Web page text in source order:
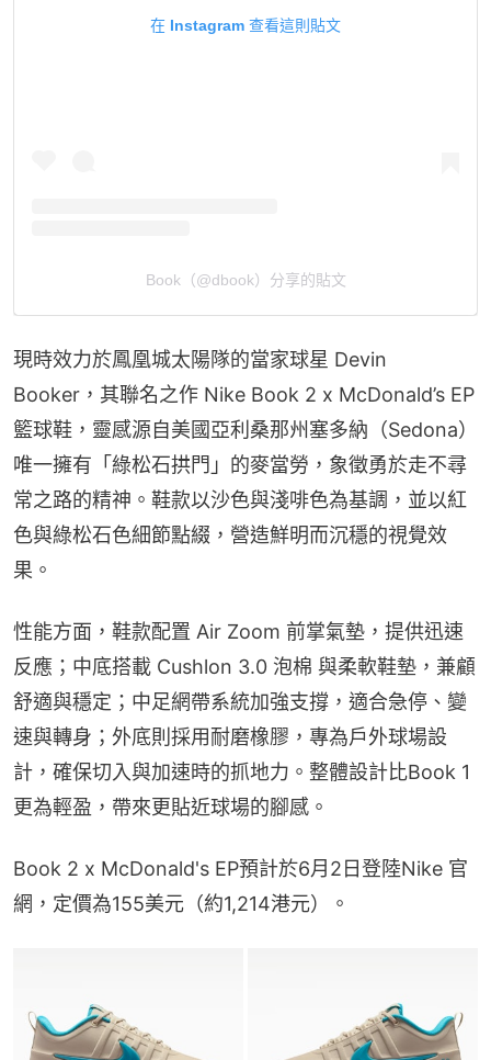
在 Instagram 查看這則貼文
Book（@dbook）分享的貼文
現時效力於鳳凰城太陽隊的當家球星 Devin
Booker，其聯名之作 Nike Book 2 x McDonald’s EP
籃球鞋，靈感源自美國亞利桑那州塞多納（Sedona）
唯一擁有「綠松石拱門」的麥當勞，象徵勇於走不尋
常之路的精神。鞋款以沙色與淺啡色為基調，並以紅
色與綠松石色細節點綴，營造鮮明而沉穩的視覺效
果。
性能方面，鞋款配置 Air Zoom 前掌氣墊，提供迅速
反應；中底搭載 Cushlon 3.0 泡棉 與柔軟鞋墊，兼顧
舒適與穩定；中足網帶系統加強支撐，適合急停、變
速與轉身；外底則採用耐磨橡膠，專為戶外球場設
計，確保切入與加速時的抓地力。整體設計比Book 1
更為輕盈，帶來更貼近球場的腳感。
Book 2 x McDonald's EP預計於6月2日登陸Nike 官
網，定價為155美元（約1,214港元）。